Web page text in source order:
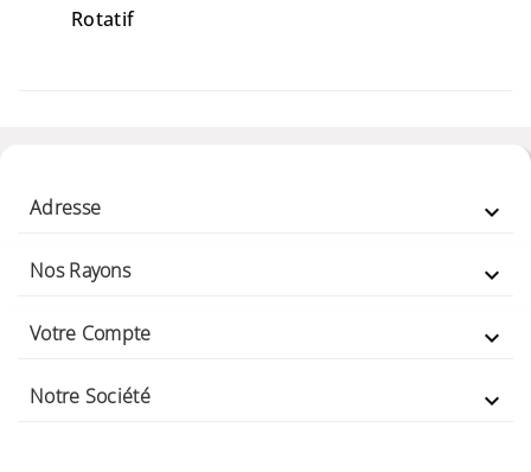
Rotatif
Adresse 
Nos Rayons 
Votre Compte 
Notre Société 